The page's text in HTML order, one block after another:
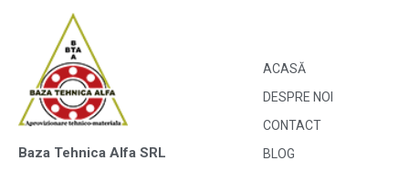
Baza Tehnica Alfa SRL
ACASĂ
DESPRE NOI
CONTACT
BLOG